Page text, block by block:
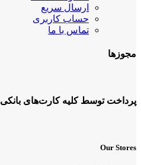
ارسال سریع
حساب کاربری
تماس با ما
مجوزها
پرداخت توسط کلیه کارت‌های بانکی
Our Stores